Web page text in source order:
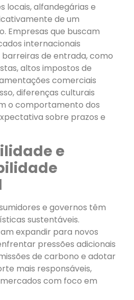
locais, alfandegárias e
de um
Empresas que buscam
internacionais
de entrada, como
altos impostos de
comerciais
diferenças culturais
o comportamento dos
sobre prazos e
e
e governos têm
sustentáveis.
expandir para novos
pressões adicionais
de carbono e adotar
mais responsáveis,
com foco em